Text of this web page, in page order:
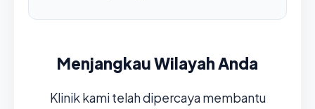
Menjangkau Wilayah Anda
Klinik kami telah dipercaya membantu